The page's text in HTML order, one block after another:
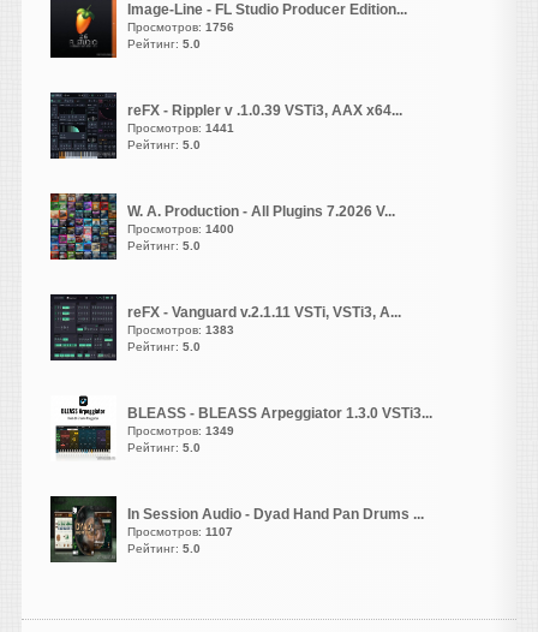
Ухтыы. Новое всегда
хорошо. Что сэтим то
делать.. Пытаюсь найти
лайфхак совет с этой
ошибкой-ошибку
0x000007b... может в
ютубе найдется..
guter
написал 06.08.2026 в23:19
NOSTALGIA REBORN20TH
ONE OF THE MOST
POPULAR AND ENDURING
SAMPLE LIBRARIES EVER
MADE
Скоро...
Отмечая двадцатилетие
существования в качестве
и долговечных библиотек
сэмплов,
Nostalgia возвращается в
Image-Line - FL Studio Producer Edition...
Просмотров: 1756
Рейтинг: 5.0
reFX - Rippler v .1.0.39 VSTi3, AAX x64...
Просмотров: 1441
Рейтинг: 5.0
W. A. Production - All Plugins 7.2026 V...
Просмотров: 1400
Рейтинг: 5.0
reFX - Vanguard v.2.1.11 VSTi, VSTi3, A...
Просмотров: 1383
Рейтинг: 5.0
BLEASS - BLEASS Arpeggiator 1.3.0 VSTi3...
Просмотров: 1349
Рейтинг: 5.0
In Session Audio - Dyad Hand Pan Drums ...
Просмотров: 1107
Рейтинг: 5.0